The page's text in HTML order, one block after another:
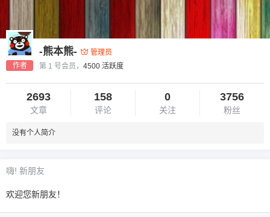
作者
-熊本熊-
管理员
第 1 号会员， 4500 活跃度
2693
文章
158
评论
0
关注
3756
粉丝
没有个人简介
嗨! 新朋友
欢迎您新朋友！